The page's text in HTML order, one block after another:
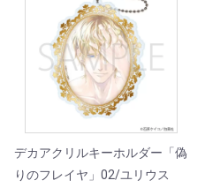
デカアクリルキーホルダー「偽
りのフレイヤ」02/ユリウス